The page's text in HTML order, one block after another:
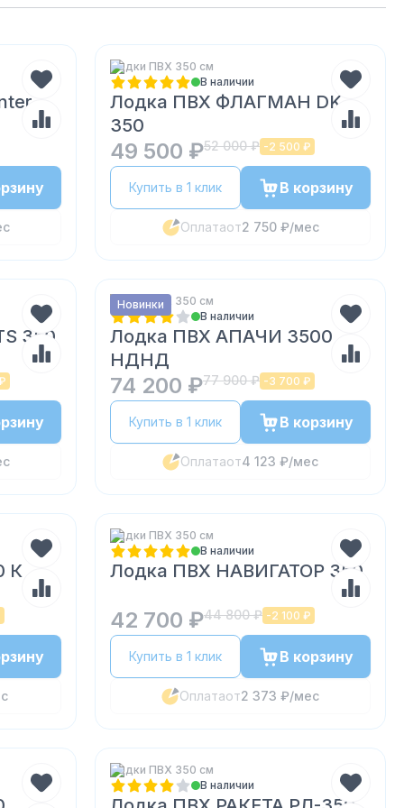
Лодки ПВХ 350 см
В наличии
Лодка ПВХ ФЛАГМАН DK
350
49 500 ₽52 000 ₽ -2 500 ₽
Купить в 1 клик В корзину
Оплатаот2 750 ₽/мес
350
Новинки
Лодки ПВХ 350 см
В наличии
Лодка ПВХ АПАЧИ 3500
НДНД
74 200 ₽77 900 ₽ -3 700 ₽
Купить в 1 клик В корзину
Оплатаот4 123 ₽/мес
К
Лодки ПВХ 350 см
В наличии
Лодка ПВХ НАВИГАТОР 350
42 700 ₽44 800 ₽ -2 100 ₽
Купить в 1 клик В корзину
Оплатаот2 373 ₽/мес
Лодки ПВХ 350 см
В наличии